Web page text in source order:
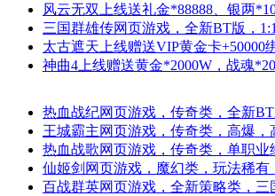
风云无双 上线送礼金*88888、银两
三国群雄传网页游戏，全新BT版，
太古遮天 上线赠送VIP黄金卡+50000
神曲4 上线赠送黄金*2000W，战魂
热血战纪网页游戏，传奇类，全新
王城霸主网页游戏，传奇类，高爆，
热血战歌网页游戏，传奇类，单职
仙姬剑 网页游戏，魔幻类，玩法稀有
百战群英网页游戏，全新策略类，三